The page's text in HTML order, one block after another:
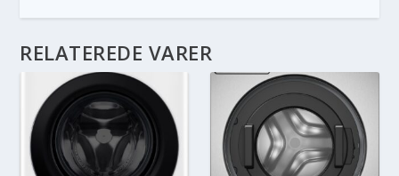
RELATEREDE VARER